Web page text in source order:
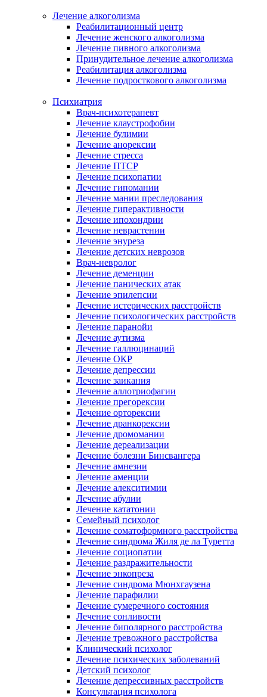
Лечение алкоголизма
Реабилитационный центр
Лечение женского алкоголизма
Лечение пивного алкоголизма
Принудительное лечение алкоголизма
Реабилитация алкоголизма
Лечение подросткового алкоголизма
Психиатрия
Врач-психотерапевт
Лечение клаустрофобии
Лечение булимии
Лечение анорексии
Лечение стресса
Лечение ПТСР
Лечение психопатии
Лечение гипомании
Лечение мании преследования
Лечение гиперактивности
Лечение ипохондрии
Лечение неврастении
Лечение энуреза
Лечение детских неврозов
Врач-невролог
Лечение деменции
Лечение панических атак
Лечение эпилепсии
Лечение истерических расстройств
Лечение психологических расстройств
Лечение паранойи
Лечение аутизма
Лечение галлюцинаций
Лечение ОКР
Лечение депрессии
Лечение заикания
Лечение аллотриофагии
Лечение прегорексии
Лечение орторексии
Лечение дранкорексии
Лечение дромомании
Лечение дереализации
Лечение болезни Бинсвангера
Лечение амнезии
Лечение аменции
Лечение алекситимии
Лечение абулии
Лечение кататонии
Семейный психолог
Лечение соматоформного расстройства
Лечение синдрома Жиля де ла Туретта
Лечение социопатии
Лечение раздражительности
Лечение энкопреза
Лечение синдрома Мюнхгаузена
Лечение парафилии
Лечение сумеречного состояния
Лечение сонливости
Лечение биполярного расстройства
Лечение тревожного расстройства
Клинический психолог
Лечение психических заболеваний
Детский психолог
Лечение депрессивных расстройств
Консультация психолога